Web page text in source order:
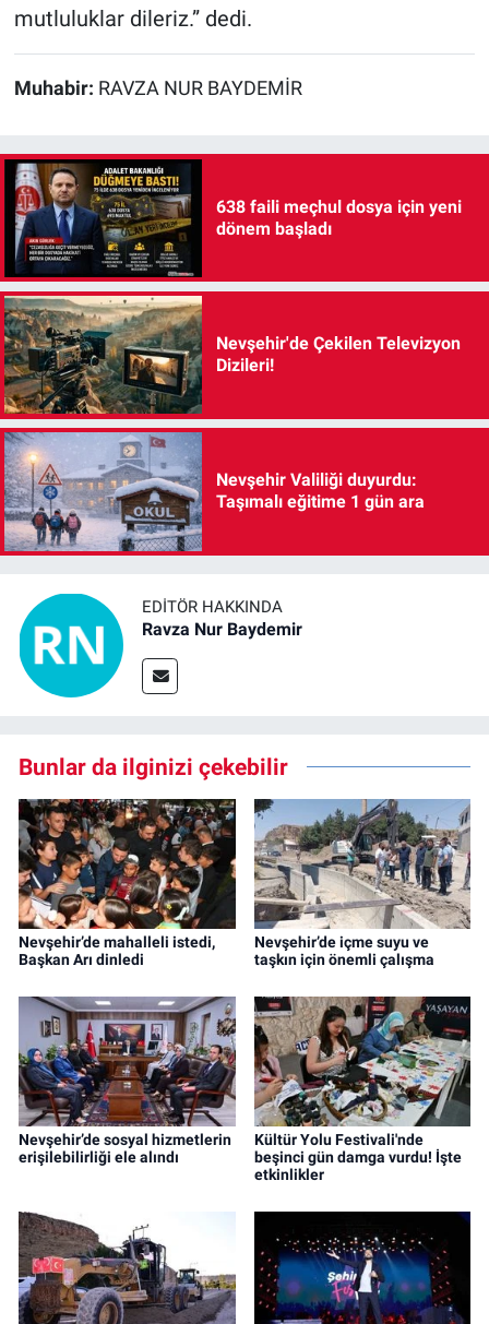
mutluluklar dileriz.” dedi.
Muhabir: RAVZA NUR BAYDEMİR
638 faili meçhul dosya için yeni
dönem başladı
Nevşehir'de Çekilen Televizyon
Dizileri!
Nevşehir Valiliği duyurdu:
Taşımalı eğitime 1 gün ara
EDITÖR HAKKINDA
Ravza Nur Baydemir
Bunlar da ilginizi çekebilir
Nevşehir’de mahalleli istedi,
Başkan Arı dinledi
Nevşehir’de içme suyu ve
taşkın için önemli çalışma
Nevşehir’de sosyal hizmetlerin
erişilebilirliği ele alındı
Kültür Yolu Festivali'nde
beşinci gün damga vurdu! İşte
etkinlikler